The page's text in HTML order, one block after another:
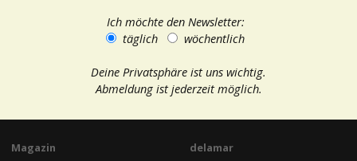
Ich möchte den Newsletter:
täglich
wöchentlich
Deine Privatsphäre ist uns wichtig.
Abmeldung ist jederzeit möglich.
Magazin
delamar